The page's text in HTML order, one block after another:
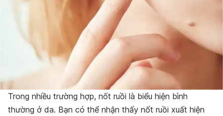
Trong nhiều trường hợp, nốt ruồi là biểu hiện bình
thường ở da. Bạn có thể nhận thấy nốt ruồi xuất hiện